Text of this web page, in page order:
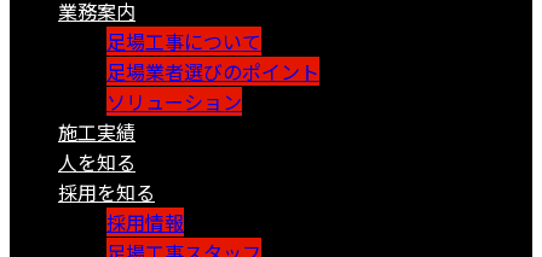
業務案内
足場工事について
足場業者選びのポイント
ソリューション
施工実績
人を知る
採用を知る
採用情報